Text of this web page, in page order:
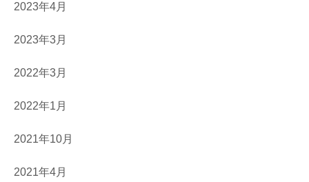
2023年4月
2023年3月
2022年3月
2022年1月
2021年10月
2021年4月